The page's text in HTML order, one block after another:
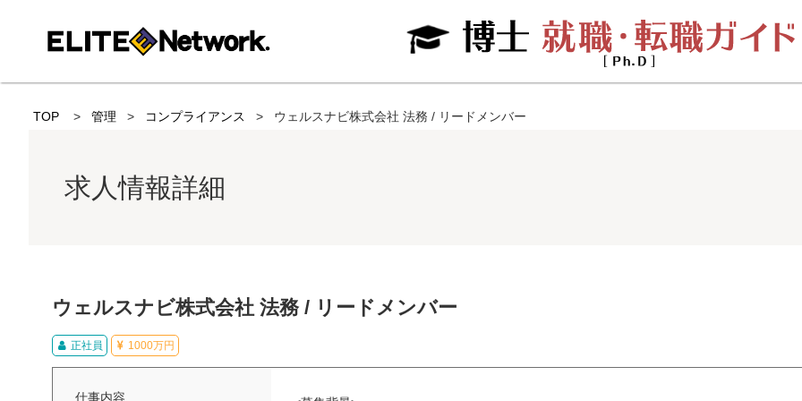
TOP 管理 コンプライアンス ウェルスナビ株式会社 法務 / リードメンバー
求人情報詳細
ウェルスナビ株式会社 法務 / リードメンバー
正社員 1000万円
仕事内容